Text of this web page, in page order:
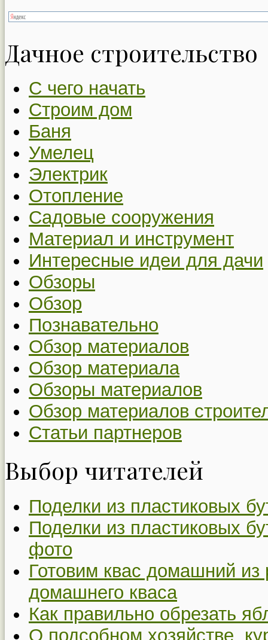
Дачное строительство
С чего начать
Строим дом
Баня
Умелец
Электрик
Отопление
Садовые сооружения
Материал и инструмент
Интересные идеи для дачи
Обзоры
Обзор
Познавательно
Обзор материалов
Обзор материала
Обзоры материалов
Обзор материалов
Статьи партнеров
Выбор читателей
Поделки из пластиковых
Поделки из пластиковых
фото
Готовим квас домашний
домашнего кваса
Как правильно обрезать
О подсобном хозяйстве,